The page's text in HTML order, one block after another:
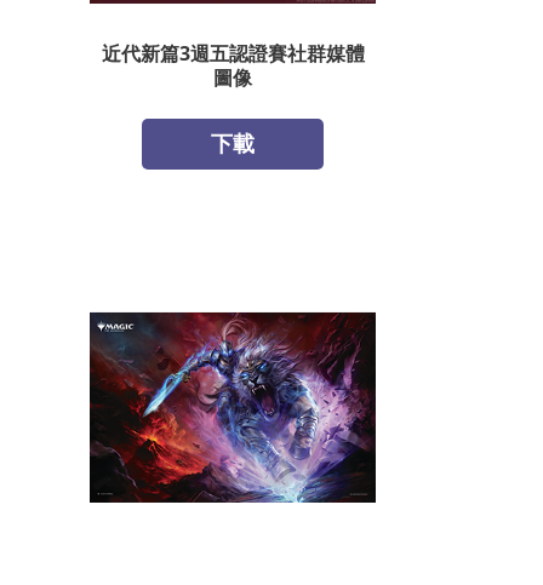
近代新篇3週五認證賽社群媒體
圖像
下載